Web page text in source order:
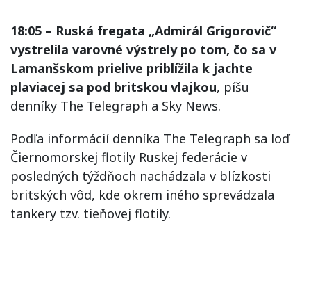
18:05 – Ruská fregata „Admirál Grigorovič“
vystrelila varovné výstrely po tom, čo sa v
Lamanšskom prielive priblížila k jachte
plaviacej sa pod britskou vlajkou, píšu
denníky The Telegraph a Sky News.
Podľa informácií denníka The Telegraph sa loď
Čiernomorskej flotily Ruskej federácie v
posledných týždňoch nachádzala v blízkosti
britských vôd, kde okrem iného sprevádzala
tankery tzv. tieňovej flotily.